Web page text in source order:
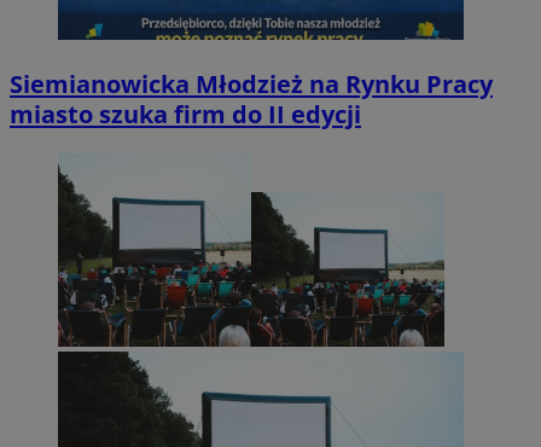
Siemianowicka Młodzież na Rynku Pracy
miasto szuka firm do II edycji